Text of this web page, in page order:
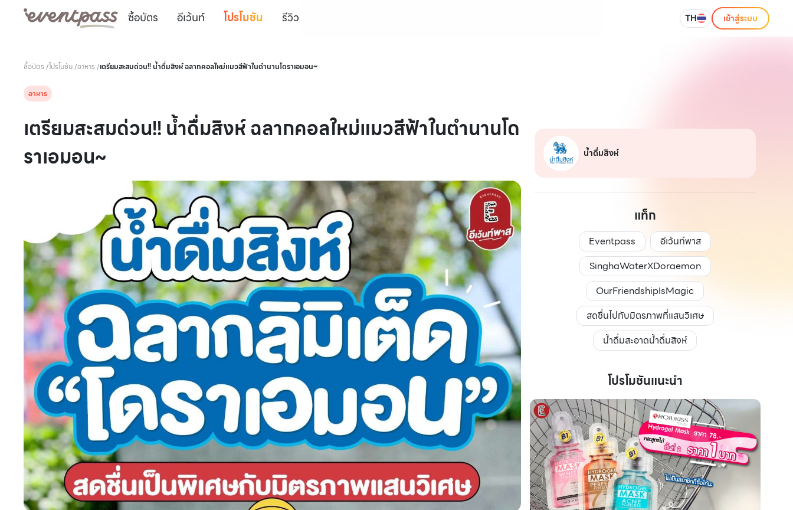
ซื้อบัตร อีเว้นท์ โปรโมชัน รีวิว TH เข้าสู่ระบบ
ซื้อบัตร /โปรโมชัน/อาหาร /เตรียมสะสมด่วน!! นํ้าดื่มสิงห์ ฉลากคอลใหม่แมวสีฟ้าในตำนานโดราเอมอน~
อาหาร
เตรียมสะสมด่วน!! นํ้าดื่มสิงห์ ฉลากคอลใหม่แมวสีฟ้าในตำนานโด
ราเอมอน~
น้ำดื่มสิงห์
แท็ก
Eventpass
อีเว้นท์พาส
SinghaWaterXDoraemon
OurFriendshipIsMagic
สดชื่นไปกับมิตรภาพที่แสนวิเศษ
น้ำดื่มสะอาดน้ำดื่มสิงห์
โปรโมชันแนะนำ